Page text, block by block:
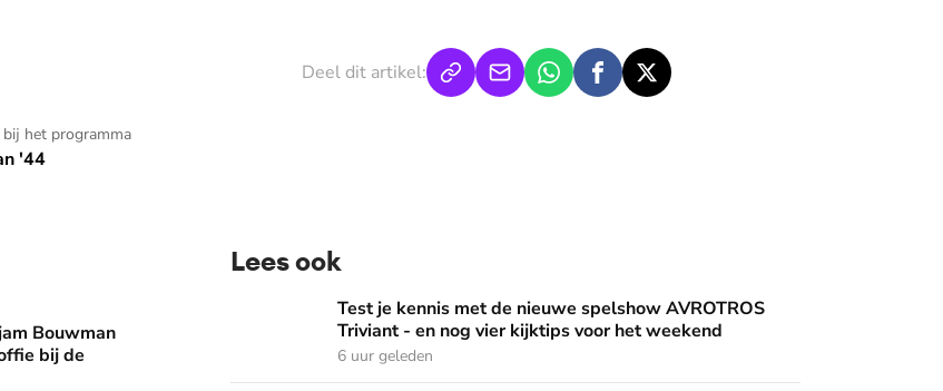
Deel dit artikel:
het programma
'44
'Begin de dag met een kopje koffie bij de stacaravan'
Bouwman
bij de
Lees ook
Test je kennis met de nieuwe spelshow AVROTROS Triviant - en nog vier kijktips voor
Test je kennis met de nieuwe spelshow AVROTROS
Triviant - en nog vier kijktips voor het weekend
6 uur geleden